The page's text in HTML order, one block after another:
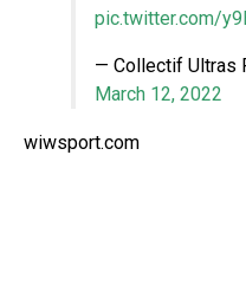
pic.twitter.com/
— Collectif Ultras
March 12, 2022
wiwsport.com